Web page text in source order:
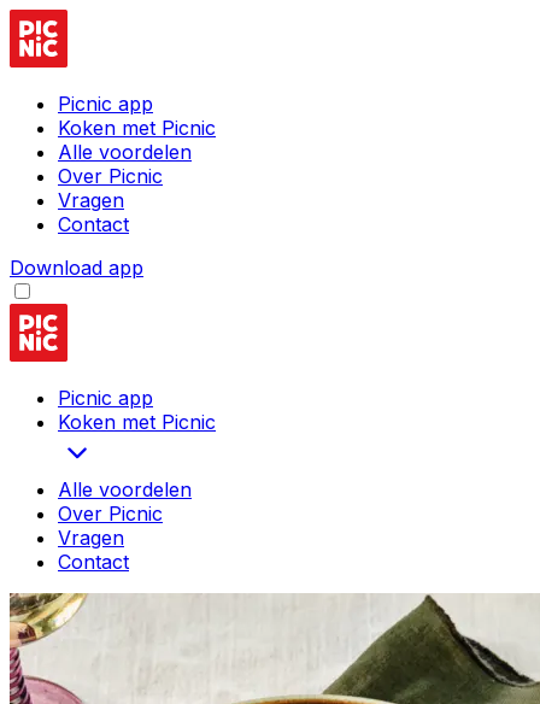
Picnic app
Koken met Picnic
Alle voordelen
Over Picnic
Vragen
Contact
Download app
Picnic app
Koken met Picnic
Alle voordelen
Over Picnic
Vragen
Contact